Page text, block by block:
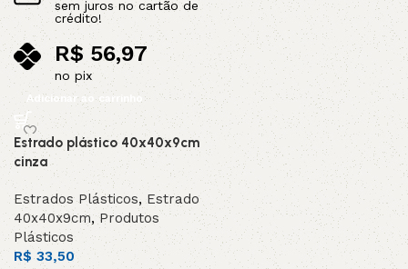
sem juros no cartão de
crédito!
R$ 56,97
no pix
Adicionar ao carrinho
Estrado plástico 40x40x9cm
cinza
Estrados Plásticos,Estrado
40x40x9cm,Produtos
Plásticos
R$33,50